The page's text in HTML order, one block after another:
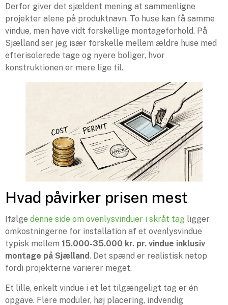
Derfor giver det sjældent mening at sammenligne
projekter alene på produktnavn. To huse kan få samme
vindue, men have vidt forskellige montageforhold. På
Sjælland ser jeg især forskelle mellem ældre huse med
efterisolerede tage og nyere boliger, hvor
konstruktionen er mere lige til.
Hvad påvirker prisen mest
Ifølge denne side om ovenlysvinduer i skråt tag ligger
omkostningerne for installation af et ovenlysvindue
typisk mellem 15.000-35.000 kr. pr. vindue inklusiv
montage på Sjælland. Det spænd er realistisk netop
fordi projekterne varierer meget.
Et lille, enkelt vindue i et let tilgængeligt tag er én
opgave. Flere moduler, høj placering, indvendig